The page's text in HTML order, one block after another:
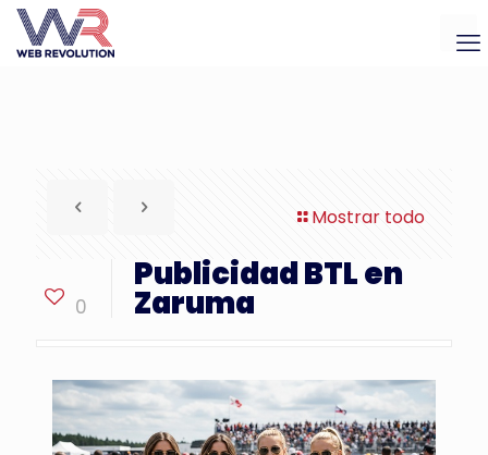
Mostrar todo
0
Publicidad BTL en
Zaruma